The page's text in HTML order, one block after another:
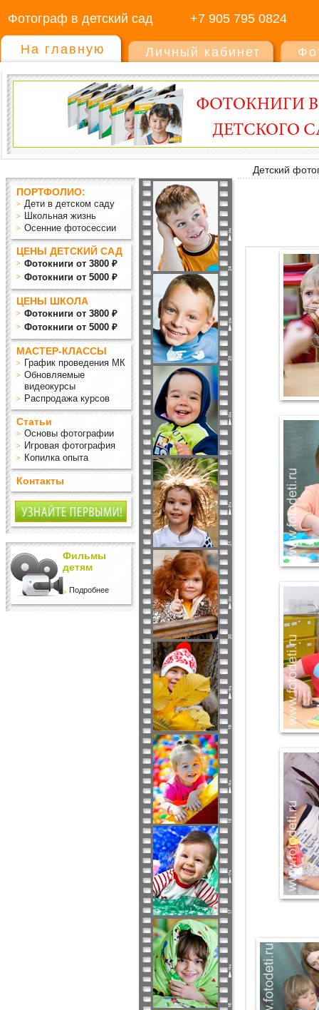
Фотограф в детский сад +7 905 795 0824
На главную Личный кабинет
Детский
ПОРТФОЛИО:
Дети в детском саду
Школьная жизнь
Осенние фотосессии
ЦЕНЫ ДЕТСКИЙ САД
Фотокниги от 3800 ₽
Фотокниги от 5000 ₽
ЦЕНЫ ШКОЛА
Фотокниги от 3800 ₽
Фотокниги от 5000 ₽
МАСТЕР-КЛАССЫ
График проведения МК
Обновляемые
видеокурсы
Распродажа курсов
Статьи
Основы фотографии
Игровая фотография
Копилка опыта
Контакты
Фильмы
детям
Подробнее